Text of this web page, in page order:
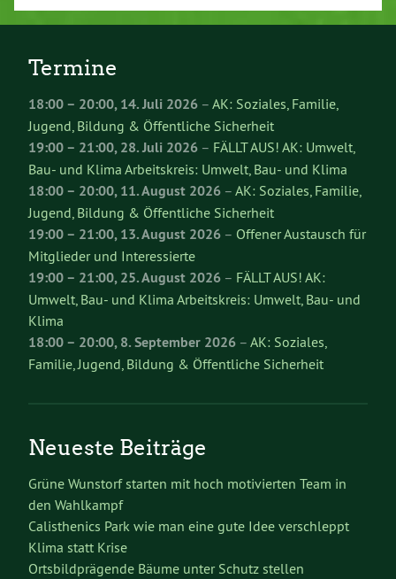
Termine
18:00– 20:00,14. Juli 2026 – AK: Soziales, Familie,
Jugend, Bildung & Öffentliche Sicherheit
19:00– 21:00,28. Juli 2026 – FÄLLT AUS! AK: Umwelt,
Bau- und Klima Arbeitskreis: Umwelt, Bau- und Klima
18:00– 20:00,11. August 2026 – AK: Soziales, Familie,
Jugend, Bildung & Öffentliche Sicherheit
19:00– 21:00,13. August 2026 – Offener Austausch für
Mitglieder und Interessierte
19:00– 21:00,25. August 2026 – FÄLLT AUS! AK:
Umwelt, Bau- und Klima Arbeitskreis: Umwelt, Bau- und
Klima
18:00– 20:00,8. September 2026 – AK: Soziales,
Familie, Jugend, Bildung & Öffentliche Sicherheit
Neueste Beiträge
Grüne Wunstorf starten mit hoch motivierten Team in
den Wahlkampf
Calisthenics Park wie man eine gute Idee verschleppt
Klima statt Krise
Ortsbildprägende Bäume unter Schutz stellen